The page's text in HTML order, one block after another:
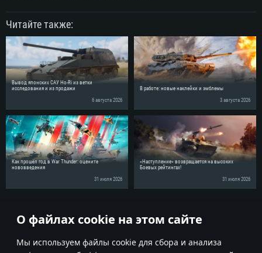
О файлах cookie на этом сайте
Мы используем файлы cookie для сбора и анализа
Читайте также:
Вывод японских САУ Ho-Ri из ветки
исследования и из продажи
6 августа 2026
В работе: новые наклейки и эмблемы
3 августа 2026
Как прошёл год в War Thunder: оцените
нововведения
31 июля 2026
«Наступление» возвращается на высоких
Боевых рейтингах!
31 июля 2026
Поделись новостью с друзьями!